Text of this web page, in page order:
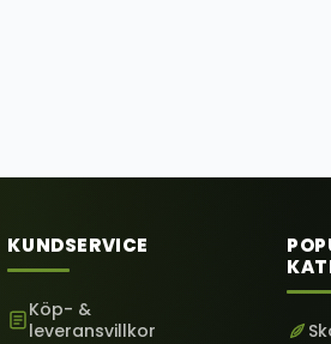
KUNDSERVICE
Köp- &
leveransvillkor